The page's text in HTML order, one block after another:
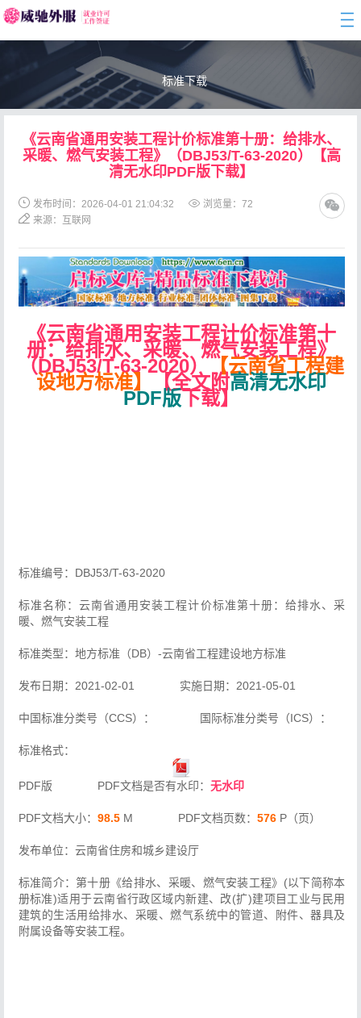
标准下载
《云南省通用安装工程计价标准第十册：给排水、
采暖、燃气安装工程》（DBJ53/T-63-2020）【高
清无水印PDF版下载】
发布时间：2026-04-01 21:04:32 浏览量： 72
来源：互联网
《云南省通用安装工程计价标准第十
册：给排水、采暖、燃气安装工程》
（DBJ53/T-63-2020）【云南省工程建
设地方标准】 【全文附高清无水印
PDF版下载】
标准编号：DBJ53/T-63-2020
标准名称：云南省通用安装工程计价标准第十册：给排水、采
暖、燃气安装工程
标准类型：地方标准（DB）-云南省工程建设地方标准
发布日期：2021-02-01 实施日期：2021-05-01
中国标准分类号（CCS）： 国际标准分类号（ICS）：
标准格式：
PDF版 PDF文档是否有水印： 无水印
PDF文档大小： 98.5M PDF文档页数： 576P（页）
发布单位：云南省住房和城乡建设厅
标准简介：第十册《给排水、采暖、燃气安装工程》(以下简称本
册标准)适用于云南省行政区域内新建、改(扩)建项目工业与民用
建筑的生活用给排水、采暖、燃气系统中的管道、附件、器具及
附属设备等安装工程。